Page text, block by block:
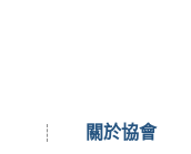
關於協會